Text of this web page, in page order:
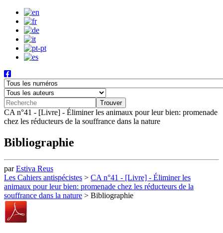
CA n°41 - [Livre] - Éliminer les animaux pour leur bien: promenade
chez les réducteurs de la souffrance dans la nature
Bibliographie
parEstiva Reus
Les Cahiers antispécistes > CA n°41 - [Livre] - Éliminer les
animaux pour leur bien: promenade chez les réducteurs de la
souffrance dans la nature > Bibliographie